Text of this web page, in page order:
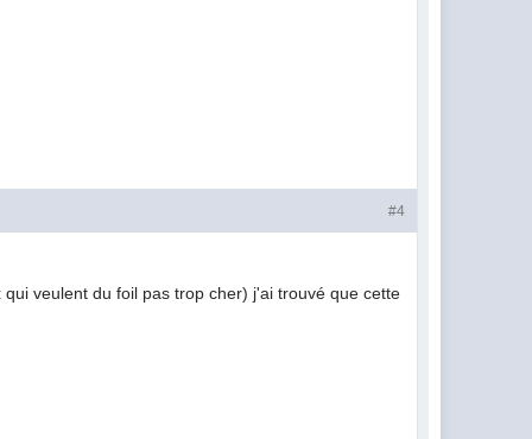
#4
veulent du foil pas trop cher) j'ai trouvé que cette